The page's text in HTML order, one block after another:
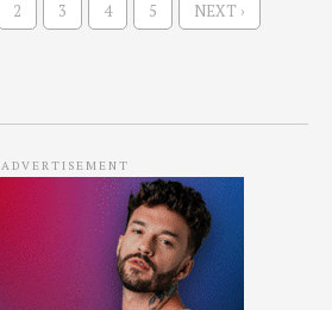
2 3 4 5 NEXT ›
ADVERTISEMENT